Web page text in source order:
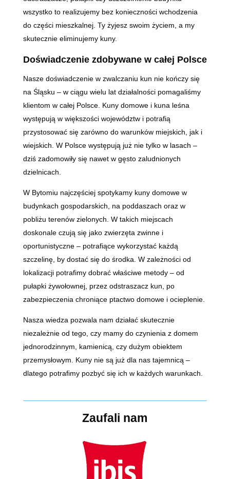
wszystko to realizujemy bez konieczności wchodzenia
do części mieszkalnej. Ty żyjesz swoim życiem, a my
skutecznie eliminujemy kuny.
Doświadczenie zdobywane w całej Polsce
Nasze doświadczenie w zwalczaniu kun nie kończy się
na Śląsku – w ciągu wielu lat działalności pomagaliśmy
klientom w całej Polsce. Kuny domowe i kuna leśna
występują w większości województw i potrafią
przystosować się zarówno do warunków miejskich, jak i
wiejskich. W Polsce występują już nie tylko w lasach –
dziś zadomowiły się nawet w gęsto zaludnionych
dzielnicach.
W Bytomiu najczęściej spotykamy kuny domowe w
budynkach gospodarskich, na poddaszach oraz w
pobliżu terenów zielonych. W takich miejscach
doskonale czują się jako zwierzęta zwinne i
oportunistyczne – potrafiące wykorzystać każdą
szczelinę, by dostać się do środka. W zależności od
lokalizacji potrafimy dobrać właściwe metody – od
pułapki żywołownej, przez odstraszacz kun, po
zabezpieczenia chroniące ptactwo domowe i ocieplenie.
Nasza wiedza pozwala nam działać skutecznie
niezależnie od tego, czy mamy do czynienia z domem
jednorodzinnym, kamienicą, czy dużym obiektem
przemysłowym. Kuny nie są już dla nas tajemnicą –
dlatego potrafimy pozbyć się ich w każdych warunkach.
Zaufali nam